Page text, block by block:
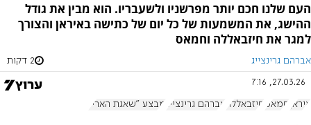
העם שלנו חכם יותר מפרשניו ולשעבריו. הוא מבין את גודל
ההישג, את המשמעות של כל יום של כתישה באיראן והצורך
למגר את חיזבאללה וחמאס
אברהם גרינצייג 2 דקות
27.03.26, 7:16
איראן חמאס חיזבאללה אברהם גרינצייג מבצע "שאגת הארי"